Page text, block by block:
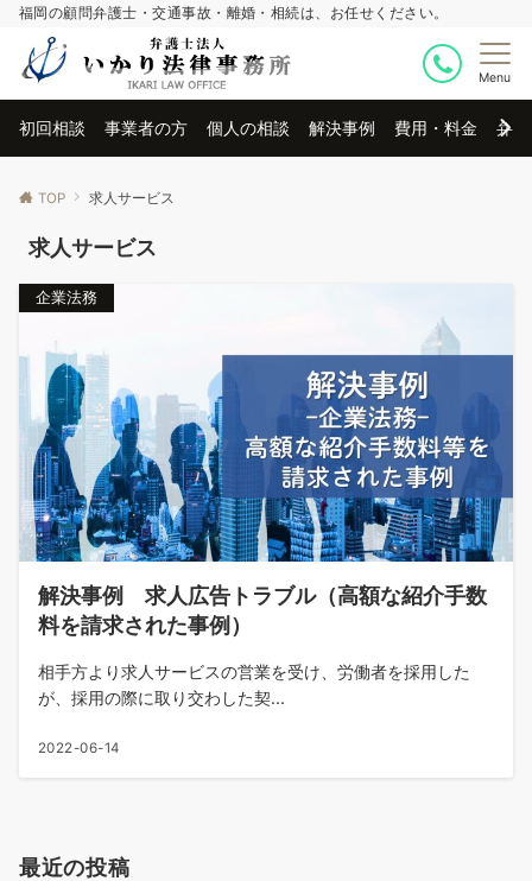
福岡の顧問弁護士・交通事故・離婚・相続は、お任せください。
Menu
初回相談 事業者の方 個人の相談 解決事例 費用・料金 弁
TOP 求人サービス
求人サービス
企業法務
解決事例 求人広告トラブル（高額な紹介手数
料を請求された事例）
相手方より求人サービスの営業を受け、労働者を採用した
が、採用の際に取り交わした契...
2022-06-14
最近の投稿